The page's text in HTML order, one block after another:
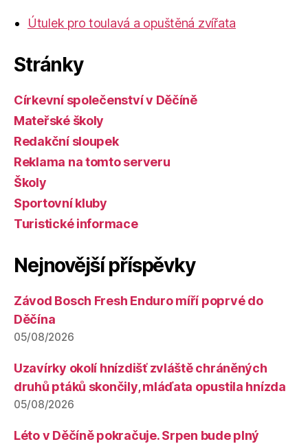
Útulek pro toulavá a opuštěná zvířata
Stránky
Církevní společenství v Děčíně
Mateřské školy
Redakční sloupek
Reklama na tomto serveru
Školy
Sportovní kluby
Turistické informace
Nejnovější příspěvky
Závod Bosch Fresh Enduro míří poprvé do
Děčína
05/08/2026
Uzavírky okolí hnízdišť zvláště chráněných
druhů ptáků skončily, mláďata opustila hnízda
05/08/2026
Léto v Děčíně pokračuje. Srpen bude plný